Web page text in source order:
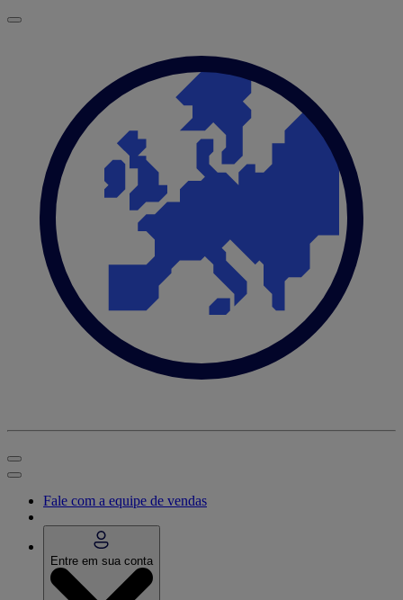
Fale com a equipe de vendas
Entre em sua conta